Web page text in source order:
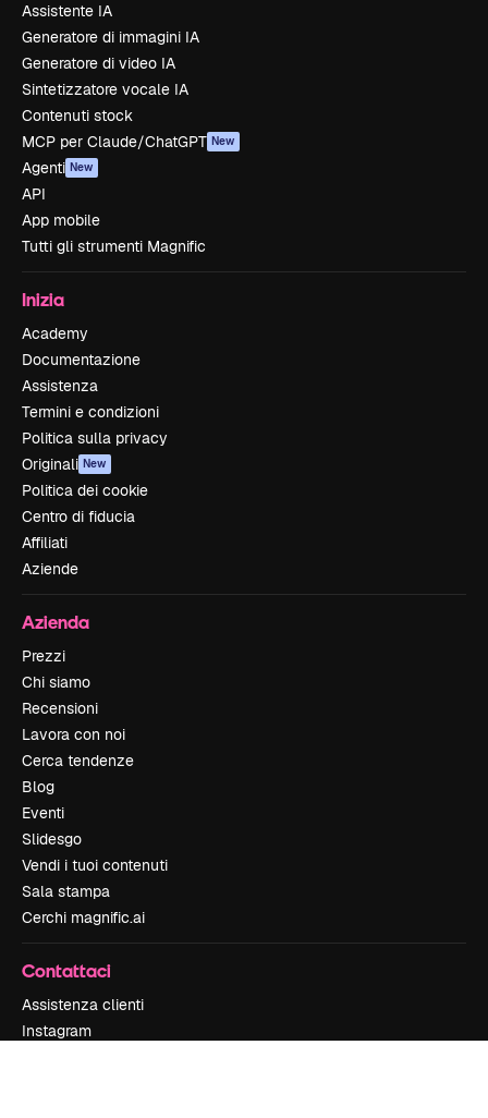
Assistente IA
Generatore di immagini IA
Generatore di video IA
Sintetizzatore vocale IA
Contenuti stock
MCP per Claude/ChatGPT New
Agenti New
API
App mobile
Tutti gli strumenti Magnific
Inizia
Academy
Documentazione
Assistenza
Termini e condizioni
Politica sulla privacy
Originali New
Politica dei cookie
Centro di fiducia
Affiliati
Aziende
Azienda
Prezzi
Chi siamo
Recensioni
Lavora con noi
Cerca tendenze
Blog
Eventi
Slidesgo
Vendi i tuoi contenuti
Sala stampa
Cerchi magnific.ai
Contattaci
Assistenza clienti
Instagram